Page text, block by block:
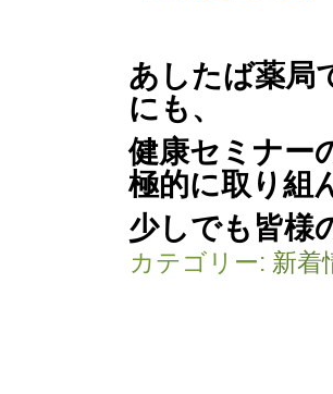
あしたば薬局
にも、
健康セミナー
極的に取り組
少しでも皆様
カテゴリー: 新着